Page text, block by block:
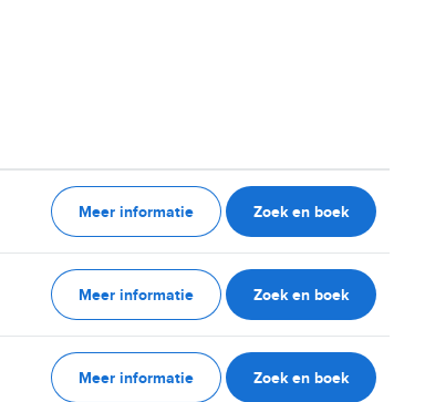
Meer informatie Zoek en boek
Meer informatie Zoek en boek
Meer informatie Zoek en boek